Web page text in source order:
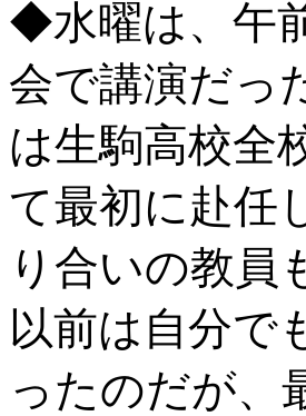
◆水曜は、午
会で講演だっ
は生駒高校全
て最初に赴任
り合いの教員
以前は自分で
ったのだが、